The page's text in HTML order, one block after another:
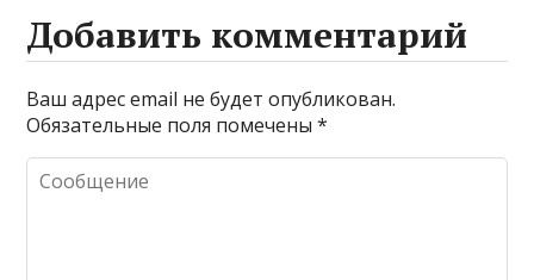
Добавить комментарий
Ваш адрес email не будет опубликован.
Обязательные поля помечены*